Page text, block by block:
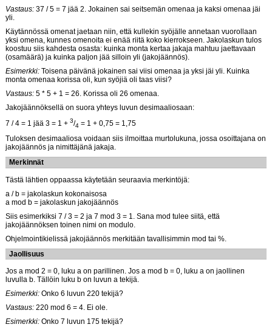
Vastaus: 37 / 5 = 7 jää 2. Jokainen sai seitsemän omenaa ja kaksi omenaa jäi
yli.
Käytännössä omenat jaetaan niin, että kullekin syöjälle annetaan vuorollaan
yksi omena, kunnes omenoita ei enää riitä koko kierrokseen. Jakolaskun tulos
koostuu siis kahdesta osasta: kuinka monta kertaa jakaja mahtuu jaettavaan
(osamäärä) ja kuinka paljon jää silloin yli (jakojäännös).
Esimerkki: Toisena päivänä jokainen sai viisi omenaa ja yksi jäi yli. Kuinka
monta omenaa korissa oli, kun syöjiä oli taas viisi?
Vastaus: 5 * 5 + 1 = 26. Korissa oli 26 omenaa.
Jakojäännöksellä on suora yhteys luvun desimaaliosaan:
7 / 4 = 1 jää 3 = 1 + 3/4 = 1 + 0,75 = 1,75
Tuloksen desimaaliosa voidaan siis ilmoittaa murtolukuna, jossa osoittajana on
jakojäännös ja nimittäjänä jakaja.
Merkinnät
Tästä lähtien oppaassa käytetään seuraavia merkintöjä:
a / b = jakolaskun kokonaisosa
a mod b = jakolaskun jakojäännös
Siis esimerkiksi 7 / 3 = 2 ja 7 mod 3 = 1. Sana mod tulee siitä, että
jakojäännöksen toinen nimi on modulo.
Ohjelmointikielissä jakojäännös merkitään tavallisimmin mod tai %.
Jaollisuus
Jos a mod 2 = 0, luku a on parillinen. Jos a mod b = 0, luku a on jaollinen
luvulla b. Tällöin luku b on luvun a tekijä.
Esimerkki: Onko 6 luvun 220 tekijä?
Vastaus: 220 mod 6 = 4. Ei ole.
Esimerkki: Onko 7 luvun 175 tekijä?